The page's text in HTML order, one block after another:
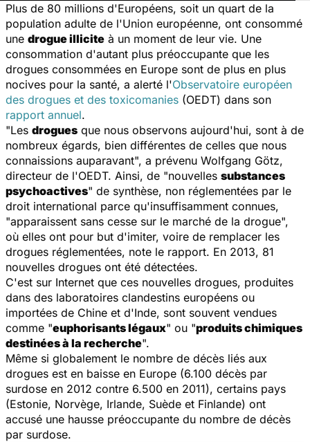
Plus de 80 millions d'Européens, soit un quart de la
population adulte de l'Union européenne, ont consommé
une drogue illicite à un moment de leur vie. Une
consommation d'autant plus préoccupante que les
drogues consommées en Europe sont de plus en plus
nocives pour la santé, a alerté l'Observatoire européen
des drogues et des toxicomanies (OEDT) dans son
rapport annuel.
"Les drogues que nous observons aujourd'hui, sont à de
nombreux égards, bien différentes de celles que nous
connaissions auparavant", a prévenu Wolfgang Götz,
directeur de l'OEDT. Ainsi, de "nouvelles substances
psychoactives" de synthèse, non réglementées par le
droit international parce qu'insuffisamment connues,
"apparaissent sans cesse sur le marché de la drogue",
où elles ont pour but d'imiter, voire de remplacer les
drogues réglementées, note le rapport. En 2013, 81
nouvelles drogues ont été détectées.
C'est sur Internet que ces nouvelles drogues, produites
dans des laboratoires clandestins européens ou
importées de Chine et d'Inde, sont souvent vendues
comme "euphorisants légaux" ou "produits chimiques
destinées à la recherche".
Même si globalement le nombre de décès liés aux
drogues est en baisse en Europe (6.100 décès par
surdose en 2012 contre 6.500 en 2011), certains pays
(Estonie, Norvège, Irlande, Suède et Finlande) ont
accusé une hausse préoccupante du nombre de décès
par surdose.